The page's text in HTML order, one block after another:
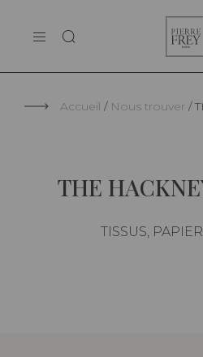
LA MAISON
Frey
Accueil Nous trouver
THE
TISSUS,